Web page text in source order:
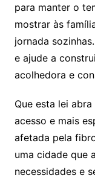
para manter o
mostrar às
jornada
e ajude a
acolhedora e
Que esta lei
acesso e mais
afetada pela
uma cidade que
necessidades e